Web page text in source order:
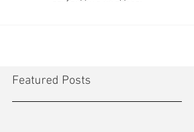
Featured Posts